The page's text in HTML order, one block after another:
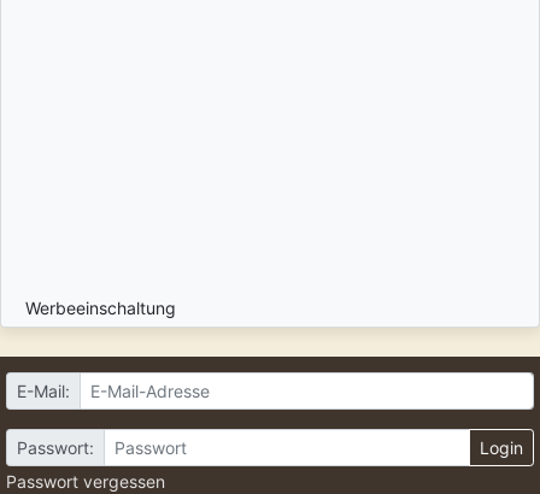
Werbeeinschaltung
E-Mail:
Passwort:
Login
Passwort vergessen